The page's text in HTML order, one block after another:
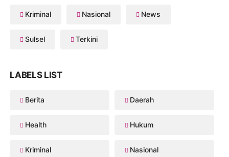
Kriminal Nasional News
Sulsel Terkini
LABELS LIST
Berita Daerah
Health Hukum
Kriminal Nasional